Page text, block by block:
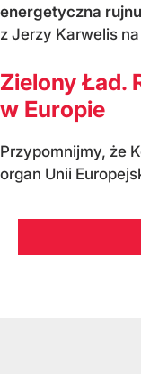
energetyczna
z Jerzy Karwelis
Zielony Ład.
w Europie
Przypomnijmy, że
organ Unii